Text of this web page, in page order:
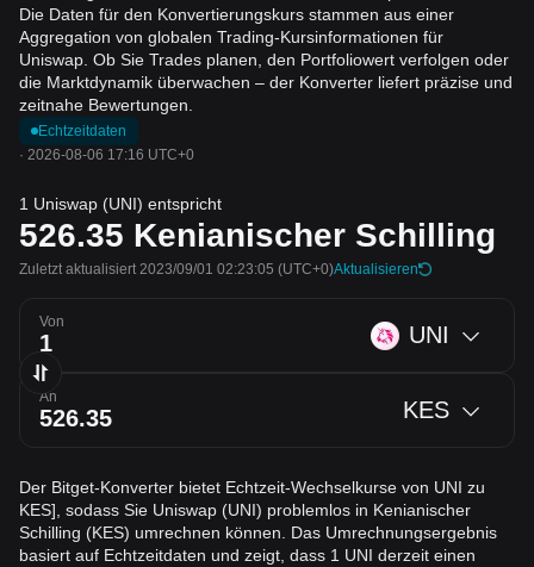
Die Daten für den Konvertierungskurs stammen aus einer
Aggregation von globalen Trading-Kursinformationen für
Uniswap. Ob Sie Trades planen, den Portfoliowert verfolgen oder
die Marktdynamik überwachen – der Konverter liefert präzise und
zeitnahe Bewertungen.
Echtzeitdaten
· 2026-08-06 17:16 UTC+0
1 Uniswap (UNI) entspricht
526.35 Kenianischer Schilling
Zuletzt aktualisiert 2023/09/01 02:23:05 (UTC+0)Aktualisieren
Von UNI
An KES
Der Bitget-Konverter bietet Echtzeit-Wechselkurse von UNI zu
KES], sodass Sie Uniswap (UNI) problemlos in Kenianischer
Schilling (KES) umrechnen können. Das Umrechnungsergebnis
basiert auf Echtzeitdaten und zeigt, dass 1 UNI derzeit einen